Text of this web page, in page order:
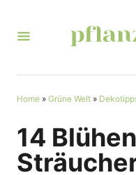
Home » Grüne Welt »
14